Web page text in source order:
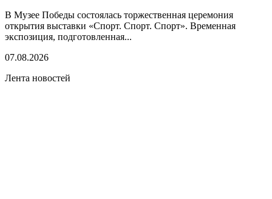
В Музее Победы состоялась торжественная церемония
открытия выставки «Спорт. Спорт. Спорт». Временная
экспозиция, подготовленная...
07.08.2026
Лента новостей